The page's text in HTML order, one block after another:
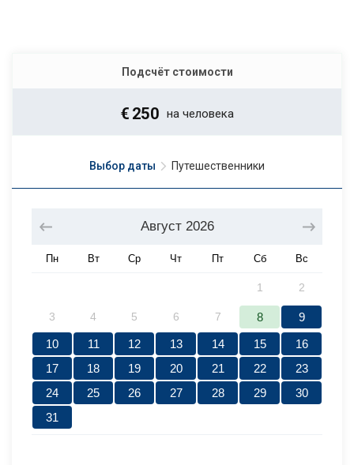
Подсчёт стоимости
€ 250 на человека
Выбор даты Путешественники
Август 2026
Пн Вт Ср Чт Пт Сб Вс
1 2
3 4 5 6 7 8
9
10
11 12 13 14 15
16
17
18 19 20 21 22
23
24
25 26 27 28 29
30
31